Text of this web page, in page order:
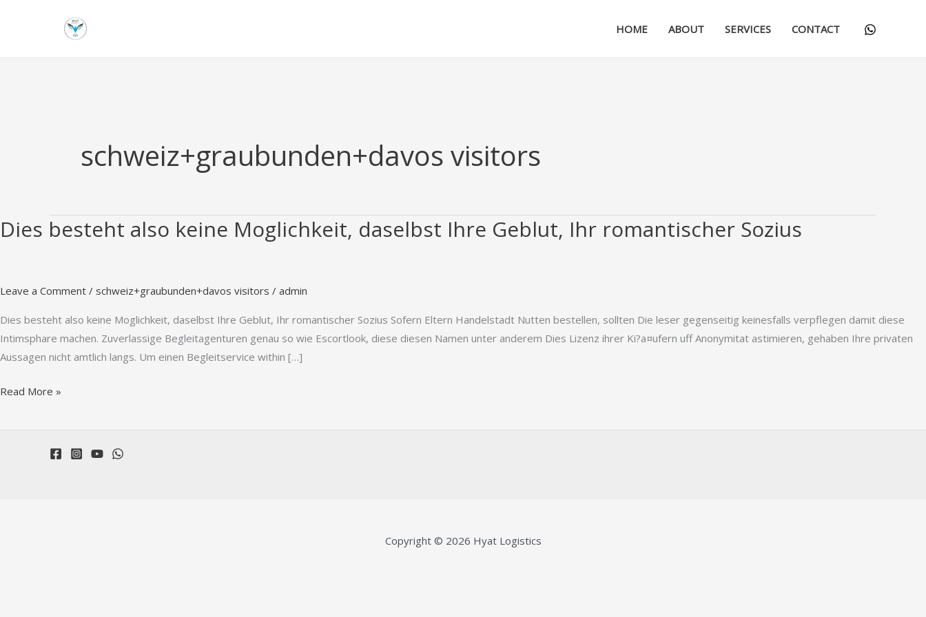
HOME ABOUT SERVICES CONTACT
schweiz+graubunden+davos visitors
Dies besteht also keine Moglichkeit, daselbst Ihre Geblut, Ihr romantischer Sozius
Leave a Comment / schweiz+graubunden+davos visitors / admin
Dies besteht also keine Moglichkeit, daselbst Ihre Geblut, Ihr romantischer Sozius Sofern Eltern Handelstadt Nutten bestellen, sollten Die leser gegenseitig keinesfalls verpflegen damit diese
Intimsphare machen. Zuverlassige Begleitagenturen genau so wie Escortlook, diese diesen Namen unter anderem Dies Lizenz ihrer Ki?a¤ufern uff Anonymitat astimieren, gehaben Ihre privaten
Aussagen nicht amtlich langs. Um einen Begleitservice within […]
Dies
Moglichkeit,
daselbst
Ihre
Geblut,
romantischer
Read More »
Copyright © 2026 Hyat Logistics